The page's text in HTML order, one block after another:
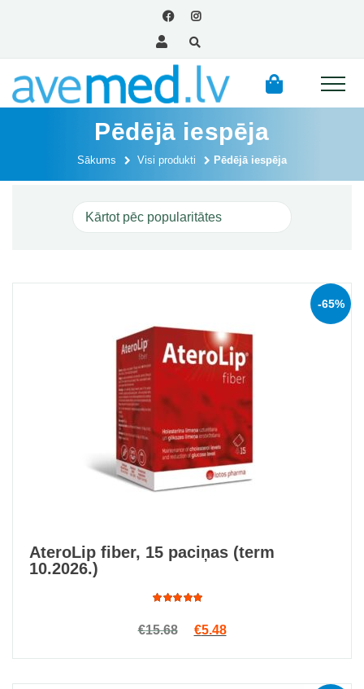
Pēdējā iespēja
Sākums Visi produkti Pēdējā iespēja
-65%
AteroLip fiber, 15 paciņas (term
10.2026.)
4.80
out
€15.68 Original price was: €15.68.
€5.48Current price is: €5.48.